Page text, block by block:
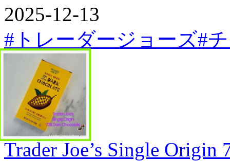
2025-12-13
#トレーダージョーズ#
Trader Joe’s Single